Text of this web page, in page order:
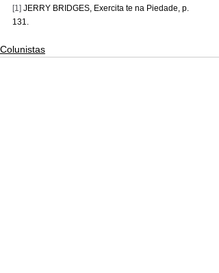
[1] JERRY BRIDGES, Exercita te na Piedade, p.
131.
Colunistas